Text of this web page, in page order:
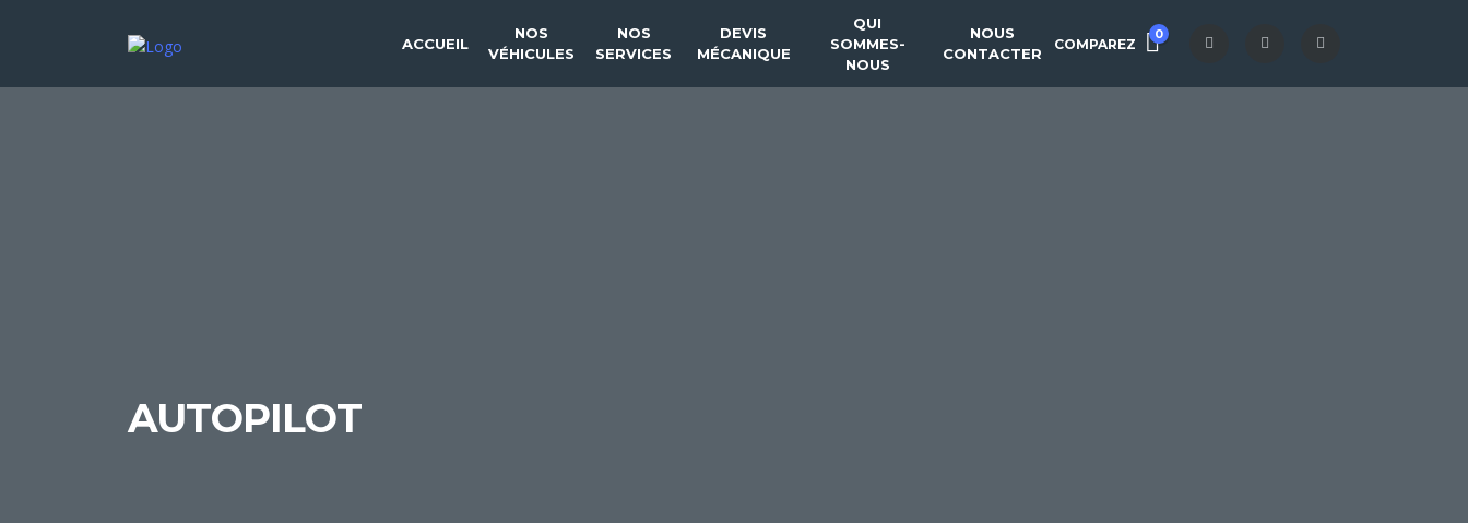
COMPAREZ
0
ACCUEIL
NOS
VÉHICULES
NOS
SERVICES
DEVIS
MÉCANIQUE
QUI
SOMMES-
NOUS
NOUS
CONTACTER
AUTOPILOT